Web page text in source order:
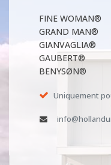
FINE WOMAN®
GRAND MAN®
GIANVAGLIA®
GAUBERT®
BENYSØN®
Uniquement